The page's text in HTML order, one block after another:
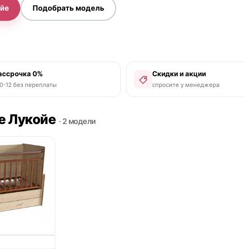
Подобрать модель
0%
12 без переплаты
Скидки и акции
спросите у менеджера
Лукойе · 2 модели